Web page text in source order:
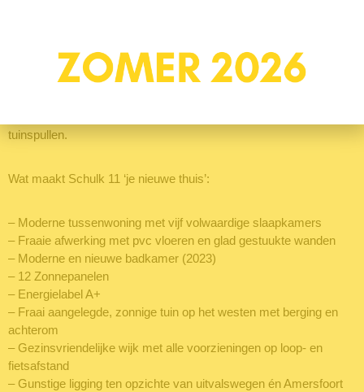
charmante klinkertjes. Groenblijvende hagen en stijlvolle
plantenbakken zorgen voor een groene en sfeervolle uitstraling.
tuinspullen.
Wat maakt Schulk 11 ‘je nieuwe thuis’:
– Moderne tussenwoning met vijf volwaardige slaapkamers
– Fraaie afwerking met pvc vloeren en glad gestuukte wanden
– Moderne en nieuwe badkamer (2023)
– 12 Zonnepanelen
– Energielabel A+
– Fraai aangelegde, zonnige tuin op het westen met berging en
achterom
– Gezinsvriendelijke wijk met alle voorzieningen op loop- en
fietsafstand
– Gunstige ligging ten opzichte van uitvalswegen én Amersfoort